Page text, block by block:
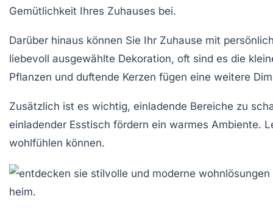
Gemütlichkeit Ihres Zuhauses bei.
Darüber hinaus können Sie Ihr Zuhause mit
liebevoll ausgewählte Dekoration, oft sind es die
Pflanzen und duftende Kerzen fügen eine weitere
Zusätzlich ist es wichtig, einladende Bereiche zu
einladender Esstisch fördern ein warmes Ambiente.
wohlfühlen können.